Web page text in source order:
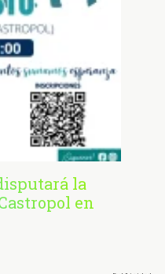
la
en